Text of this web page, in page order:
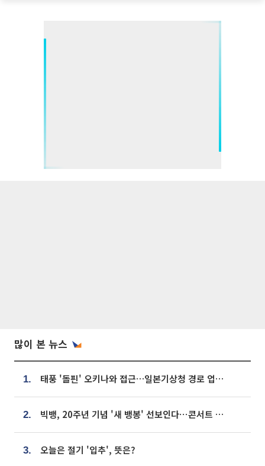
많이 본 뉴스
1. 태풍 '돌핀' 오키나와 접근…일본기상청 경로 업데이트
2. 빅뱅, 20주년 기념 '새 뱅봉' 선보인다⋯콘서트 앞두고 팝업 개최
3. 오늘은 절기 '입추', 뜻은?